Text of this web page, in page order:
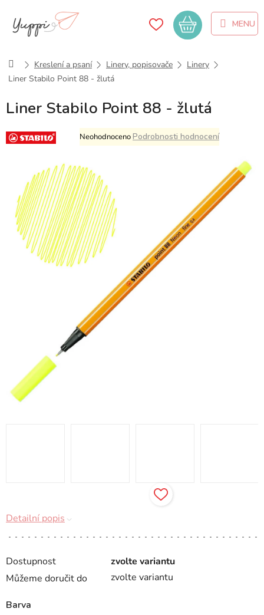
obsah
Nákupní
košík
DomůKreslení a psaní Linery, popisovače
Linery
Liner Stabilo Point 88 - žlutá
Liner Stabilo Point 88 - žlutá
Průměrné
hodnocení
je
0,0
z
5
hvězdiček.
NeohodnocenoPodrobnosti hodnocení
Dostupnost
zvolte variantu
Můžeme doručit do
zvolte variantu
Barva
Detailní popis